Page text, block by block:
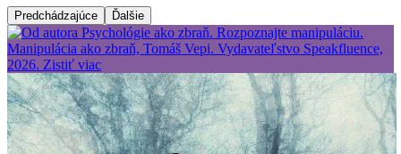
Predchádzajúce Ďalšie